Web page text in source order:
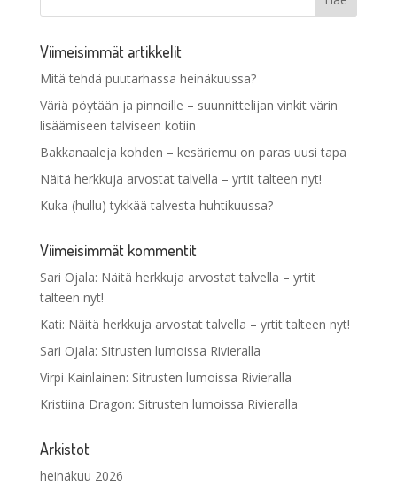
Viimeisimmät artikkelit
Mitä tehdä puutarhassa heinäkuussa?
Väriä pöytään ja pinnoille – suunnittelijan vinkit värin
lisäämiseen talviseen kotiin
Bakkanaaleja kohden – kesäriemu on paras uusi tapa
Näitä herkkuja arvostat talvella – yrtit talteen nyt!
Kuka (hullu) tykkää talvesta huhtikuussa?
Viimeisimmät kommentit
Sari Ojala: Näitä herkkuja arvostat talvella – yrtit
talteen nyt!
Kati: Näitä herkkuja arvostat talvella – yrtit talteen nyt!
Sari Ojala: Sitrusten lumoissa Rivieralla
Virpi Kainlainen: Sitrusten lumoissa Rivieralla
Kristiina Dragon: Sitrusten lumoissa Rivieralla
Arkistot
heinäkuu 2026